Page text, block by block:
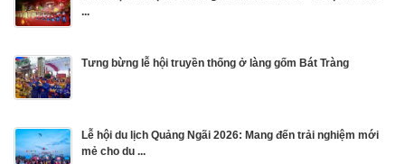
...
Tưng bừng lễ hội truyền thống ở làng gốm Bát Tràng
Lễ hội du lịch Quảng Ngãi 2026: Mang đến trải nghiệm mới
mẻ cho du ...